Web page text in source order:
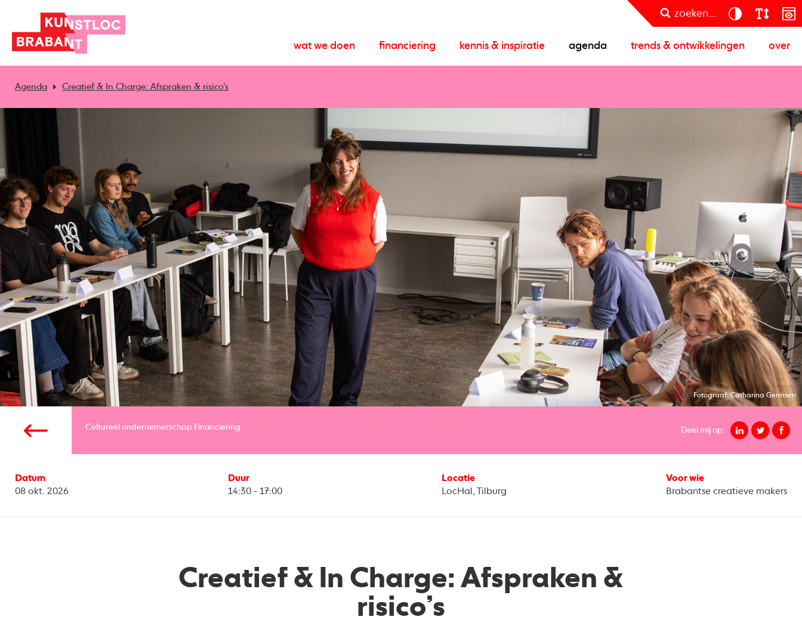
zoeken...
wat we doen financiering kennis & inspiratie agenda trends & ontwikkelingen over
Agenda Creatief & In Charge: Afspraken & risico’s
Fotograaf: Catharina Gerritsen
Cultureel ondernemerschap Financiering Deel mij op:
Datum
08 okt. 2026
Duur
14:30 - 17:00
Locatie
LocHal, Tilburg
Voor wie
Brabantse creatieve makers
Creatief & In Charge: Afspraken &
risico’s